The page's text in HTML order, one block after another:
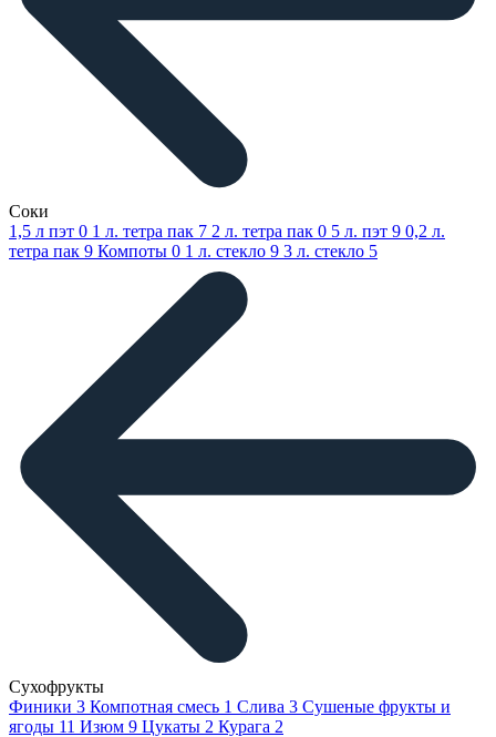
Соки
1,5 л пэт 0 1 л. тетра пак 7 2 л. тетра пак 0 5 л. пэт 9 0,2 л.
тетра пак 9 Компоты 0 1 л. стекло 9 3 л. стекло 5
Сухофрукты
Финики 3 Компотная смесь 1 Слива 3 Сушеные фрукты и
ягоды 11 Изюм 9 Цукаты 2 Курага 2